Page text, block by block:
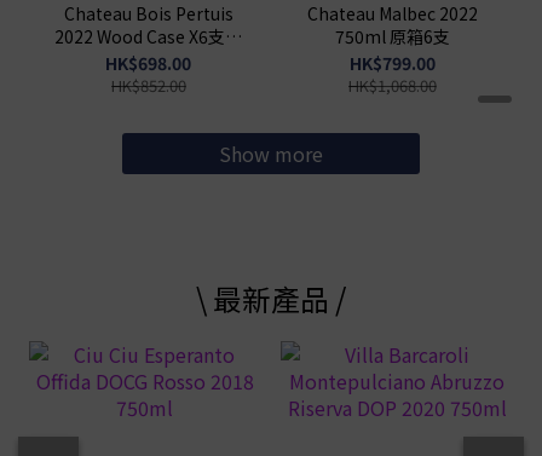
Chateau Bois Pertuis
2022 Wood Case X6支原
箱
HK$698.00
HK$852.00
Chateau Malbec 2022
750ml 原箱6支
HK$799.00
HK$1,068.00
Show more
\ 最新產品 /